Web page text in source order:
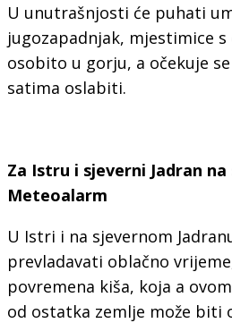
U unutrašnjosti će puhati
jugozapadnjak, mjestimice
osobito u gorju, a očekuje
satima oslabiti.
Za Istru i sjeverni Jadran
Meteoalarm
U Istri i na sjevernom
prevladavati oblačno
povremena kiša, koja a
od ostatka zemlje može biti